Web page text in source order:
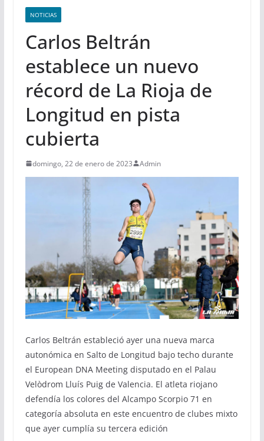
NOTICIAS
Carlos Beltrán
establece un nuevo
récord de La Rioja de
Longitud en pista
cubierta
domingo, 22 de enero de 2023 Admin
Carlos Beltrán estableció ayer una nueva marca
autonómica en Salto de Longitud bajo techo durante
el European DNA Meeting disputado en el Palau
Velòdrom Lluís Puig de Valencia. El atleta riojano
defendía los colores del Alcampo Scorpio 71 en
categoría absoluta en este encuentro de clubes mixto
que ayer cumplía su tercera edición